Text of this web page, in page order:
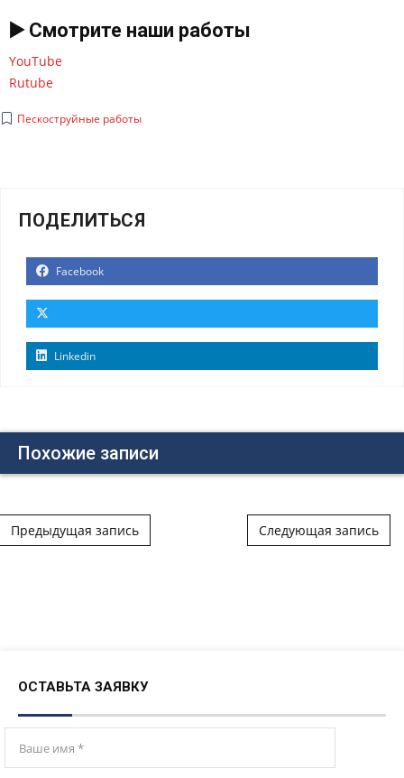
▶️ Смотрите наши работы
YouTube
Rutube
Пескоструйные работы
ПОДЕЛИТЬСЯ
Facebook
Linkedin
Похожие записи
Post navigation
Предыдущая запись Следующая запись
ОСТАВЬТА ЗАЯВКУ